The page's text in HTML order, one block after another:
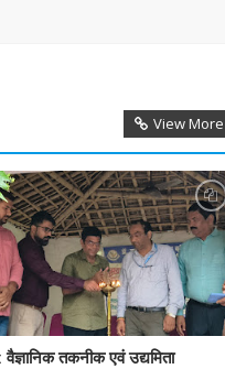
View More
तकनीक एवं उद्यमिता